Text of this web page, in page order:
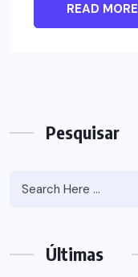
READ MORE
Pesquisar
Últimas